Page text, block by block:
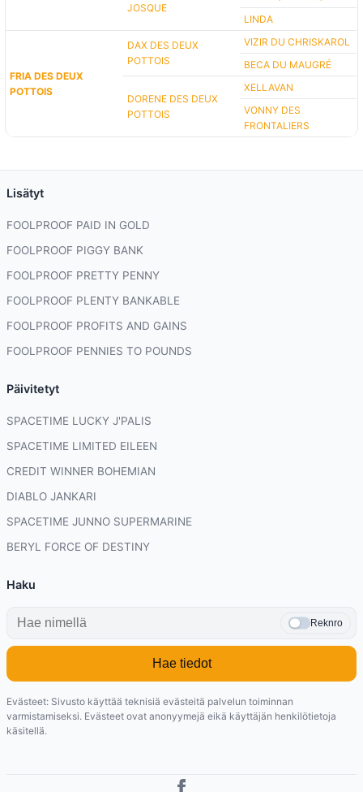
JOSQUE
LINDA
FRIA DES DEUX
POTTOIS
DAX DES DEUX
POTTOIS
VIZIR DU CHRISKAROL
BECA DU MAUGRÉ
DORENE DES DEUX
POTTOIS
XELLAVAN
VONNY DES
FRONTALIERS
Lisätyt
FOOLPROOF PAID IN GOLD
FOOLPROOF PIGGY BANK
FOOLPROOF PRETTY PENNY
FOOLPROOF PLENTY BANKABLE
FOOLPROOF PROFITS AND GAINS
FOOLPROOF PENNIES TO POUNDS
Päivitetyt
SPACETIME LUCKY J'PALIS
SPACETIME LIMITED EILEEN
CREDIT WINNER BOHEMIAN
DIABLO JANKARI
SPACETIME JUNNO SUPERMARINE
BERYL FORCE OF DESTINY
Haku
Reknro
Hae tiedot
Evästeet: Sivusto käyttää teknisiä evästeitä palvelun toiminnan
varmistamiseksi. Evästeet ovat anonyymejä eikä käyttäjän henkilötietoja
käsitellä.